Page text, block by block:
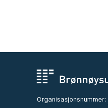
Organisasjonsnummer: